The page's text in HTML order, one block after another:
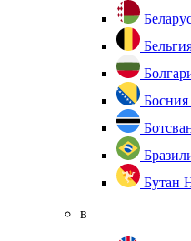
Босния
Бутан
в